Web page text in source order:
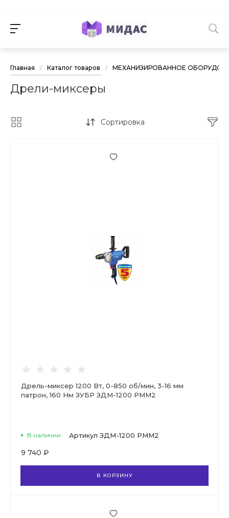
Главная / Каталог товаров / МЕХАНИЗИРОВАННОЕ
Дрели-миксеры
Сортировка
Дрель-миксер 1200 Вт, 0-850 об/мин, 3-16 мм
патрон, 160 Нм ЗУБР ЗДМ-1200 РММ2
В наличии Артикул ЗДМ-1200 РММ2
9 740 ₽
В КОРЗИНУ